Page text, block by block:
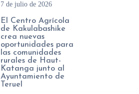
7 de julio de 2026
El Centro Agrícola
de Kakulabashike
crea nuevas
oportunidades para
las comunidades
rurales de Haut-
Katanga junto al
Ayuntamiento de
Teruel